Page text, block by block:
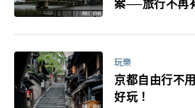
案──旅行不再
玩樂
京都自由行不
好玩！